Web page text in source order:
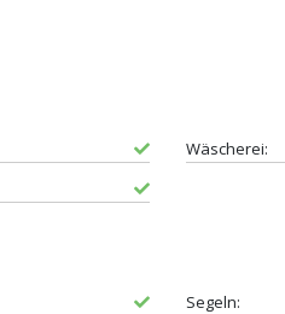
Wäscherei:
Segeln: